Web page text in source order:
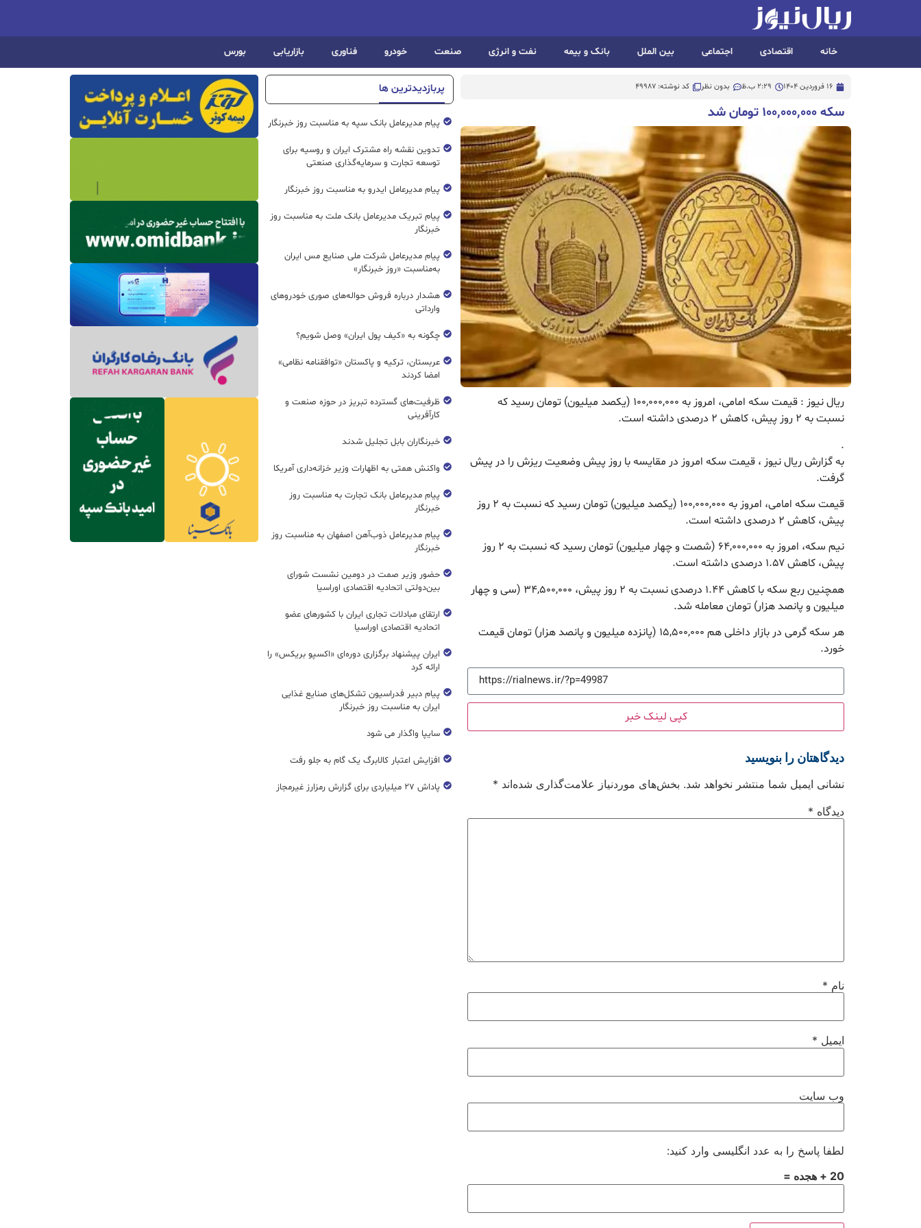
خانه اقتصادی اجتماعی بین الملل بانک و بیمه نفت و انرژی صنعت خودرو فناوری بازاریابی بورس
16 فروردین 1404 2:29 ب.ظ بدون نظر کد نوشته: 49987
سکه ۱۰۰,۰۰۰,۰۰۰ تومان شد
ریال نیوز : قیمت سکه امامی، امروز به ۱۰۰,۰۰۰,۰۰۰ (یکصد میلیون) تومان رسید که
نسبت به ۲ روز پیش، کاهش ۲ درصدی داشته است.
.
به گزارش ریال نیوز ، قیمت سکه امروز در مقایسه با روز پیش وضعیت ریزش را در پیش
گرفت.
قیمت سکه امامی، امروز به ۱۰۰,۰۰۰,۰۰۰ (یکصد میلیون) تومان رسید که نسبت به ۲ روز
پیش، کاهش ۲ درصدی داشته است.
نیم سکه، امروز به ۶۴,۰۰۰,۰۰۰ (شصت و چهار میلیون) تومان رسید که نسبت به ۲ روز
پیش، کاهش ۱.۵۷ درصدی داشته است.
همچنین ربع سکه با کاهش ۱.۴۴ درصدی نسبت به ۲ روز پیش، ۳۴,۵۰۰,۰۰۰ (سی و چهار
میلیون و پانصد هزار) تومان معامله شد.
هر سکه گرمی در بازار داخلی هم ۱۵,۵۰۰,۰۰۰ (پانزده میلیون و پانصد هزار) تومان قیمت
خورد.
کپی لینک خبر
دیدگاهتان را بنویسید
نشانی ایمیل شما منتشر نخواهد شد. بخش‌های موردنیاز علامت‌گذاری شده‌اند *
دیدگاه *
نام *
ایمیل *
وب‌ سایت
لطفا پاسخ را به عدد انگلیسی وارد کنید:
20 + هجده =
پربازدیدترین ها
پیام مدیرعامل بانک سپه به مناسبت روز خبرنگار
تدوین نقشه راه مشترک ایران و روسیه برای
توسعه تجارت و سرمایه‌گذاری صنعتی
پیام مدیرعامل ایدرو به مناسبت روز خبرنگار
پیام تبریک مدیرعامل بانک ملت به مناسبت روز
خبرنگار
پیام مدیرعامل شرکت ملی صنایع مس ایران
به‌مناسبت «روز خبرنگار»
هشدار درباره فروش حواله‌های صوری خودروهای
وارداتی
چگونه به «کیف پول ایران» وصل شویم؟
عربستان، ترکیه و پاکستان «توافقنامه نظامی»
امضا کردند
ظرفیت‌های گسترده‌ تبریز در حوزه صنعت و
کارآفرینی
خبرنگاران بابل تجلیل شدند
واکنش همتی به اظهارات وزیر خزانه‌داری آمریکا
پیام مدیرعامل بانک تجارت به مناسبت روز
خبرنگار
پیام مدیرعامل ذوب‌آهن اصفهان به مناسبت روز
خبرنگار
حضور وزیر صمت در دومین نشست شورای
بین‌دولتی اتحادیه اقتصادی اوراسیا
ارتقای مبادلات تجاری ایران با کشورهای عضو
اتحادیه اقتصادی اوراسیا
ایران پیشنهاد برگزاری دوره‌ای «اکسپو بریکس» را
ارائه کرد
پیام دبیر فدراسیون تشکل‌های صنایع غذایی
ایران به مناسبت روز خبرنگار
سایپا واگذار می شود
افزایش اعتبار کالابرگ یک گام به جلو رفت
پاداش ۲۷ میلیاردی برای گزارش رمزارز غیرمجاز